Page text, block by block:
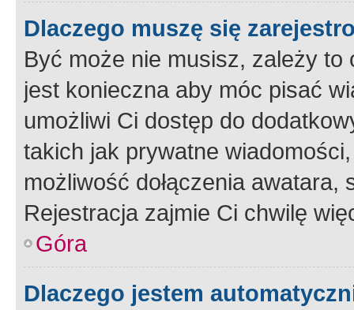
Dlaczego muszę się
Być może nie musisz, zależy
jest konieczna aby móc pisać
umożliwi Ci dostęp do
takich jak prywatne
możliwość dołączenia
Rejestracja zajmie Ci chwilę
Góra
Dlaczego jestem